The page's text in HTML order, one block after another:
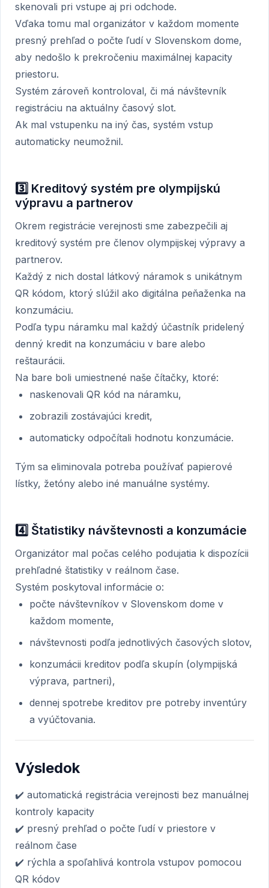
skenovali pri vstupe aj pri odchode.
Vďaka tomu mal organizátor v každom momente
presný prehľad o počte ľudí v Slovenskom dome,
aby nedošlo k prekročeniu maximálnej kapacity
priestoru.
Systém zároveň kontroloval, či má návštevník
registráciu na aktuálny časový slot.
Ak mal vstupenku na iný čas, systém vstup
automaticky neumožnil.
3️⃣ Kreditový systém pre olympijskú
výpravu a partnerov
Okrem registrácie verejnosti sme zabezpečili aj
kreditový systém pre členov olympijskej výpravy a
partnerov.
Každý z nich dostal látkový náramok s unikátnym
QR kódom, ktorý slúžil ako digitálna peňaženka na
konzumáciu.
Podľa typu náramku mal každý účastník pridelený
denný kredit na konzumáciu v bare alebo
reštaurácii.
Na bare boli umiestnené naše čítačky, ktoré:
naskenovali QR kód na náramku,
zobrazili zostávajúci kredit,
automaticky odpočítali hodnotu konzumácie.
Tým sa eliminovala potreba používať papierové
lístky, žetóny alebo iné manuálne systémy.
4️⃣ Štatistiky návštevnosti a konzumácie
Organizátor mal počas celého podujatia k dispozícii
prehľadné štatistiky v reálnom čase.
Systém poskytoval informácie o:
počte návštevníkov v Slovenskom dome v
každom momente,
návštevnosti podľa jednotlivých časových slotov,
konzumácii kreditov podľa skupín (olympijská
výprava, partneri),
dennej spotrebe kreditov pre potreby inventúry
a vyúčtovania.
Výsledok
✔️ automatická registrácia verejnosti bez manuálnej
kontroly kapacity
✔️ presný prehľad o počte ľudí v priestore v
reálnom čase
✔️ rýchla a spoľahlivá kontrola vstupov pomocou
QR kódov